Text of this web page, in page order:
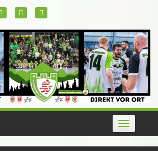
Toggle
navigation